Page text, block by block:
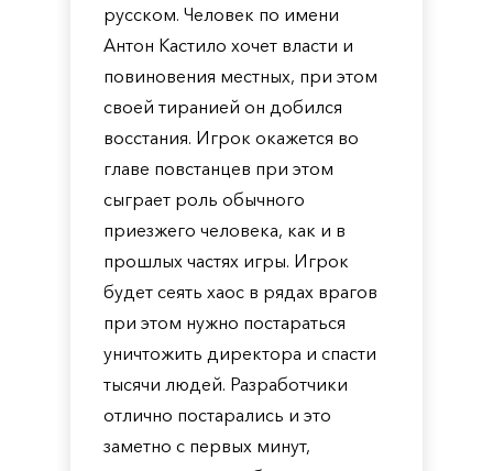
русском. Человек по имени
Антон Кастило хочет власти и
повиновения местных, при этом
своей тиранией он добился
восстания. Игрок окажется во
главе повстанцев при этом
сыграет роль обычного
приезжего человека, как и в
прошлых частях игры. Игрок
будет сеять хаос в рядах врагов
при этом нужно постараться
уничтожить директора и спасти
тысячи людей. Разработчики
отлично постарались и это
заметно с первых минут,